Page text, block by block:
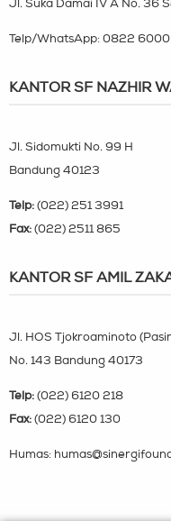
Jl. Suka Damai IV A No. 36
Telp/WhatsApp: 0822 6000
KANTOR SF NAZHIR
Jl. Sidomukti No. 99 H
Bandung 40123
Telp: (022) 251 3991
Fax: (022) 2511 865
KANTOR SF AMIL
Jl. HOS Tjokroaminoto
No. 143 Bandung 40173
Telp: (022) 6120 218
Fax: (022) 6120 130
Humas: